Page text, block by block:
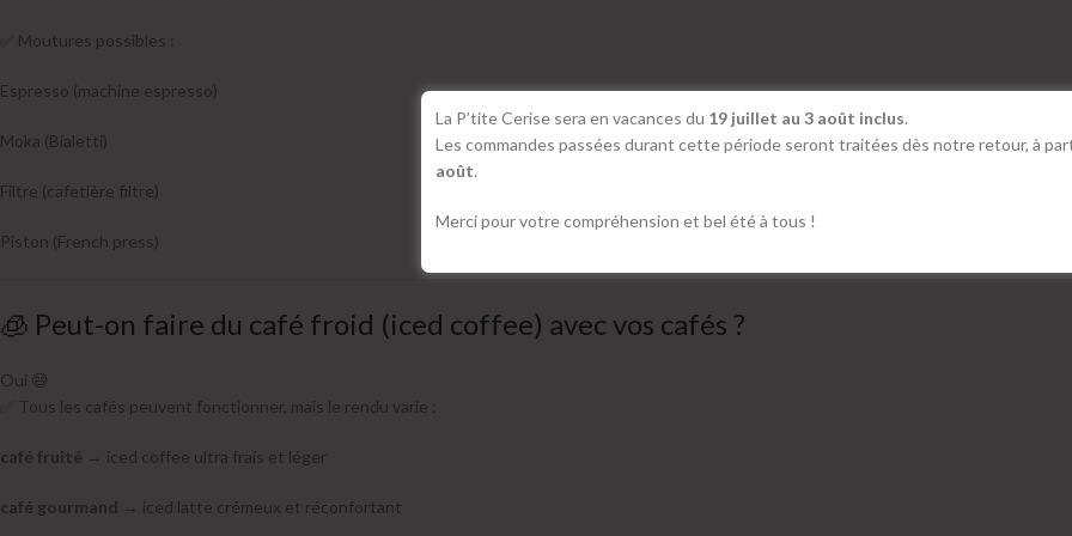
✅ Moutures possibles :
Espresso (machine espresso)
Moka (Bialetti)
Filtre (cafetière filtre)
Piston (French press)
🧊 Peut-on faire du café froid (iced coffee) avec vos cafés ?
Oui 😄
✅ Tous les cafés peuvent fonctionner, mais le rendu varie :
café fruité → iced coffee ultra frais et léger
café gourmand → iced latte crémeux et réconfortant
La P’tite Cerise sera en vacances du 19 juillet au 3 août inclus.
Les commandes passées durant cette période seront traitées dès notre retour, à
août.
Merci pour votre compréhension et bel été à tous !